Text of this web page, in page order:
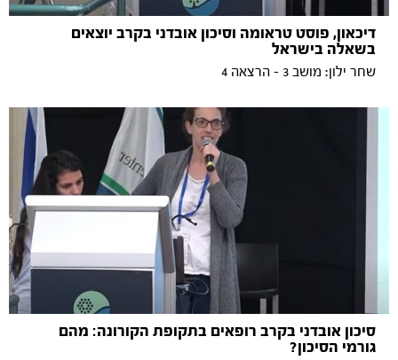
דיכאון, פוסט טראומה וסיכון אובדני בקרב יוצאים
בשאלה בישראל
שחר ילון: מושב 3 - הרצאה 4
סיכון אובדני בקרב רופאים בתקופת הקורונה: מהם
גורמי הסיכון?